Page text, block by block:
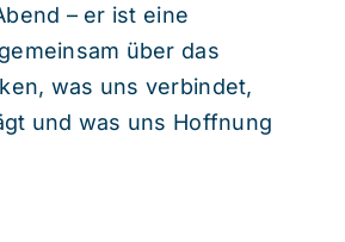
– er ist eine
über das
was uns verbindet,
und was uns Hoffnung